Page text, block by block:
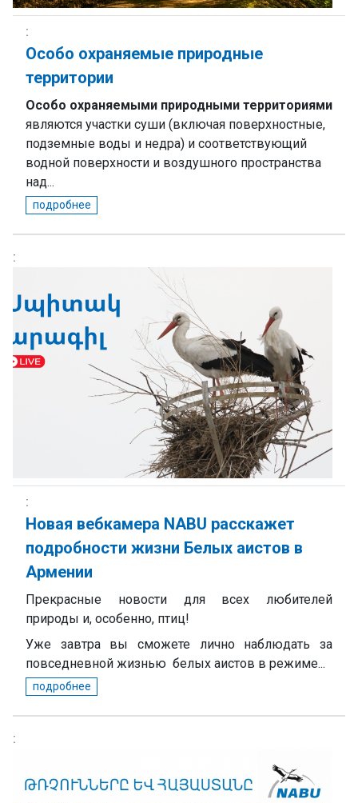
Особо охраняемые природные
территории
Особо охраняемыми природными территориями
являются участки суши (включая поверхностные,
подземные воды и недра) и соответствующий
водной поверхности и воздушного пространства
над...
подробнее
Новая вебкамера NABU расскажет
подробности жизни Белых аистов в
Армении
Прекрасные новости для всех любителей
природы и, особенно, птиц!
Уже завтра вы сможете лично наблюдать за
повседневной жизнью белых аистов в режиме...
подробнее